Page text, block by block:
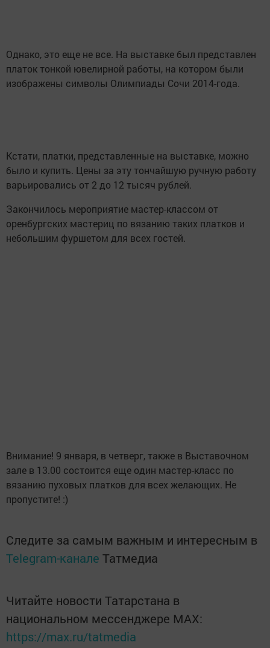
Однако, это еще не все. На выставке был представлен
платок тонкой ювелирной работы, на котором были
изображены символы Олимпиады Сочи 2014-года.
Кстати, платки, представленные на выставке, можно
было и купить. Цены за эту тончайшую ручную работу
варьировались от 2 до 12 тысяч рублей.
Закончилось мероприятие мастер-классом от
оренбургских мастериц по вязанию таких платков и
небольшим фуршетом для всех гостей.
Внимание! 9 января, в четверг, также в Выставочном
зале в 13.00 состоится еще один мастер-класс по
вязанию пуховых платков для всех желающих. Не
пропустите! :)
Следите за самым важным и интересным в
Telegram-канале Татмедиа
Читайте новости Татарстана в
национальном мессенджере MАХ:
https://max.ru/tatmedia